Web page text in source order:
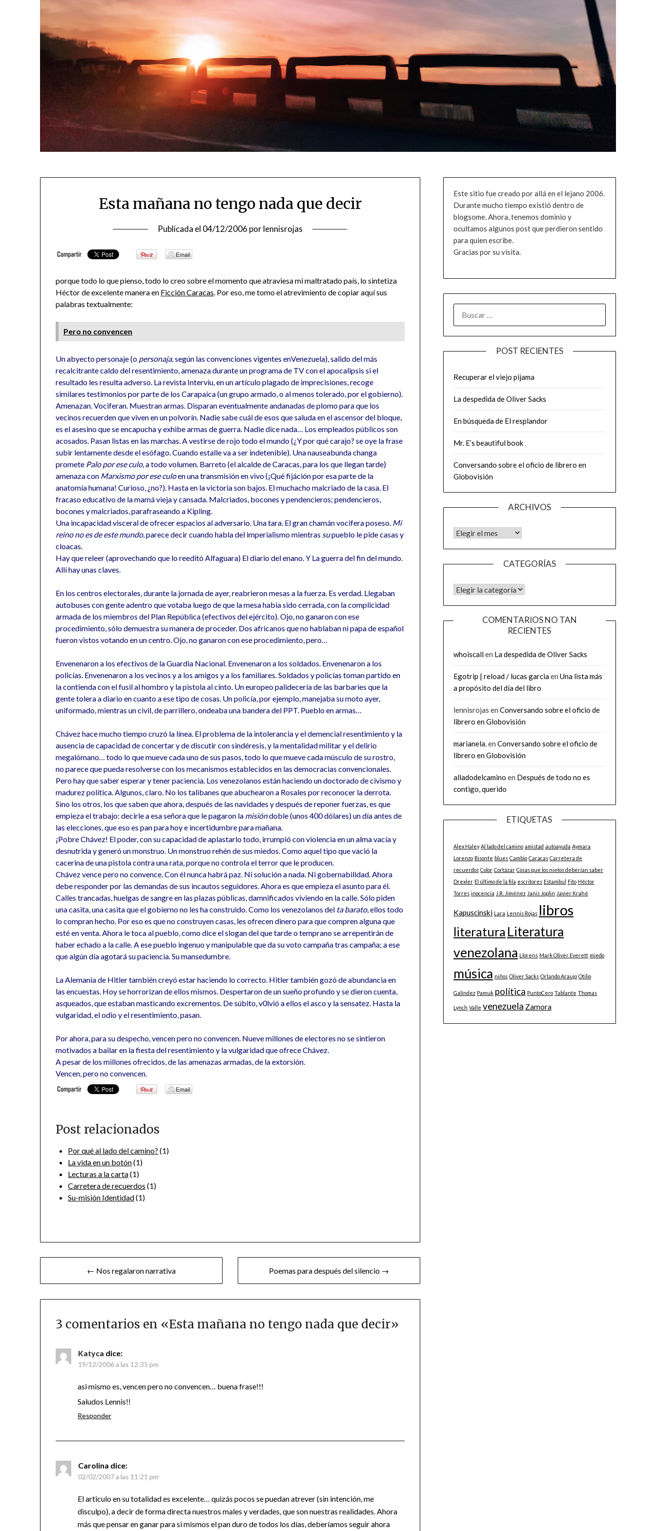
Esta mañana no tengo nada que decir
Publicada el 04/12/2006 porlennisrojas
porque todo lo que pienso, todo lo creo sobre el momento que atraviesa mi maltratado país, lo sintetiza
Héctor de excelente manera en Ficción Caracas . Por eso, me tomo el atrevimiento de copiar aquí sus
palabras textualmente:
Pero no convencen
Un abyecto personaje (o personaja, según las convenciones vigentes enVenezuela), salido del más
recalcitrante caldo del resentimiento, amenaza durante un programa de TV con el apocalipsis si el
resultado les resulta adverso. La revista Interviu, en un artículo plagado de imprecisiones, recoge
similares testimonios por parte de los Carapaica (un grupo armado, o al menos tolerado, por el gobierno).
Amenazan. Vociferan. Muestran armas. Disparan eventualmente andanadas de plomo para que los
vecinos recuerden que viven en un polvorín. Nadie sabe cuál de esos que saluda en el ascensor del bloque,
es el asesino que se encapucha y exhibe armas de guerra. Nadie dice nada… Los empleados públicos son
acosados. Pasan listas en las marchas. A vestirse de rojo todo el mundo (¿Y por qué carajo? se oye la frase
subir lentamente desde el esófago. Cuando estalle va a ser indetenible). Una nauseabunda changa
promete Palo por ese culo, a todo volumen. Barreto (el alcalde de Caracas, para los que llegan tarde)
amenaza con Marxismo por ese culoen una transmisión en vivo (¡Qué fijáción por esa parte de la
anatomía humana! Curioso, ¿no?). Hasta en la victoria son bajos. El muchacho malcriado de la casa. El
fracaso educativo de la mamá vieja y cansada. Malcriados, bocones y pendencieros; pendencieros,
bocones y malcriados, parafraseando a Kipling.
Una incapacidad visceral de ofrecer espacios al adversario. Una tara. El gran chamán vocifera poseso. Mi
reino no es de este mundo, parece decir cuando habla del imperialismo mientras supueblo le pide casas y
cloacas.
Hay que releer (aprovechando que lo reeditó Alfaguara) El diario del enano. Y La guerra del fin del mundo.
Allí hay unas claves.
En los centros electorales, durante la jornada de ayer, reabrieron mesas a la fuerza. Es verdad. Llegaban
autobuses con gente adentro que votaba luego de que la mesa había sido cerrada, con la complicidad
armada de los miembros del Plan República (efectivos del ejército). Ojo, no ganaron con ese
procedimiento, sólo demuestra su manera de proceder. Dos africanos que no hablaban ni papa de español
fueron vistos votando en un centro. Ojo, no ganaron con ese procedimiento, pero…
Envenenaron a los efectivos de la Guardia Nacional. Envenenaron a los soldados. Envenenaron a los
policías. Envenenaron a los vecinos y a los amigos y a los familiares. Soldados y policías toman partido en
la contienda con el fusil al hombro y la pistola al cinto. Un europeo palidecería de las barbaries que la
gente tolera a diario en cuanto a ese tipo de cosas. Un policía, por ejemplo, manejaba su moto ayer,
uniformado, mientras un civil, de parrillero, ondeaba una bandera del PPT. Pueblo en armas…
Chávez hace mucho tiempo cruzó la línea. El problema de la intolerancia y el demencial resentimiento y la
ausencia de capacidad de concertar y de discutir con sindéresis, y la mentalidad militar y el delirio
megalómano… todo lo que mueve cada uno de sus pasos, todo lo que mueve cada músculo de su rostro,
no parece que pueda resolverse con los mecanismos establecidos en las democracias convencionales.
Pero hay que saber esperar y tener paciencia. Los venezolanos están haciendo un doctorado de civismo y
madurez política. Algunos, claro. No los talibanes que abuchearon a Rosales por reconocer la derrota.
Sino los otros, los que saben que ahora, después de las navidades y después de reponer fuerzas, es que
empieza el trabajo: decirle a esa señora que le pagaron la misióndoble (unos 400 dólares) un día antes de
las elecciones, que eso es pan para hoy e incertidumbre para mañana.
¡Pobre Chávez! El poder, con su capacidad de aplastarlo todo, irrumpió con violencia en un alma vacía y
desnutrida y generó un monstruo. Un monstruo rehén de sus miedos. Como aquel tipo que vació la
cacerina de una pistola contra una rata, porque no controla el terror que le producen.
Chávez vence pero no convence. Con él nunca habrá paz. Ni solución a nada. Ni gobernabilidad. Ahora
debe responder por las demandas de sus incautos seguidores. Ahora es que empieza el asunto para él.
Calles trancadas, huelgas de sangre en las plazas públicas, damnificados viviendo en la calle. Sólo piden
una casita, una casita que el gobierno no les ha construido. Como los venezolanos del ta barato, ellos todo
lo compran hecho. Por eso es que no construyen casas, les ofrecen dinero para que compren alguna que
esté en venta. Ahora le toca al pueblo, como dice el slogan del que tarde o temprano se arrepentirán de
haber echado a la calle. A ese pueblo ingenuo y manipulable que da su voto campaña tras campaña; a ese
que algún día agotará su paciencia. Su mansedumbre.
La Alemania de Hitler también creyó estar haciendo lo correcto. Hitler también gozó de abundancia en
las encuestas. Hoy se horrorizan de ellos mismos. Despertaron de un sueño profundo y se dieron cuenta,
asqueados, que estaban masticando excrementos. De súbito, v0lvió a ellos el asco y la sensatez. Hasta la
vulgaridad, el odio y el resentimiento, pasan.
Por ahora, para su despecho, vencen pero no convencen. Nueve millones de electores no se sintieron
motivados a bailar en la fiesta del resentimiento y la vulgaridad que ofrece Chávez.
A pesar de los millones ofrecidos, de las amenazas armadas, de la extorsión.
Vencen, pero no convencen.
Post relacionados
Por qué al lado del camino? (1)
La vida en un botón(1)
Lecturas a la carta(1)
Carretera de recuerdos (1)
Su-misión Identidad(1)
Navegación
de
entradas
← Nos regalaron narrativa Poemas para después del silencio →
3 comentarios en «Esta mañana no tengo nada que decir»
Katyca dice:
19/12/2006 a las 12:35 pm
asi mismo es, vencen pero no convencen… buena frase!!!
Saludos Lennis!!
Responder
Carolina dice:
02/02/2007 a las 11:21 pm
El articulo en su totalidad es excelente… quizás pocos se puedan atrever (sin intención, me
disculpo), a decir de forma directa nuestros males y verdades, que son nuestras realidades. Ahora
más que pensar en ganar para si mismos el pan duro de todos los días, deberíamos seguir ahora
Este sitio fue creado por allá en el lejano 2006.
Durante mucho tiempo existió dentro de
blogsome. Ahora, tenemos dominio y
ocultamos algunos post que perdieron sentido
para quien escribe.
Gracias por su visita.
POST RECIENTES
Recuperar el viejo pijama
La despedida de Oliver Sacks
En búsqueda de El resplandor
Mr. E’s beautiful book
Conversando sobre el oficio de librero en
Globovisión
ARCHIVOS
Archivos
CATEGORÍAS
CATEGORÍAS
COMENTARIOS NO TAN
RECIENTES
whoiscallen La despedida de Oliver Sacks
Egotrip | reload / lucas garciaen Una lista más
a propósito del día del libro
lennisrojas en Conversando sobre el oficio de
librero en Globovisión
marianela.en Conversando sobre el oficio de
librero en Globovisión
alladodelcamino en Después de todo no es
contigo, querido
ETIQUETAS
Alex Haley Al lado del camino amistad autoayuda Aymara
Lorenzo Bisonte blues Cambio Caracas Carretera de
recuerdos Color Cortázar Cosas que los nietos deberían saber
Drexler El último de la fila escritores Estambul Fito Héctor
Torres inocencia J.R. Jiménez Janis Joplin Javier Krahé
Kapuscinski Lara Lennis Rojas libros
literatura Literatura
venezolana Llorens Mark Oliver Everett miedo
música niños Oliver Sacks Orlando Araujo Otilio
Galíndez Pamuk política PuntoCero Tablante Thomas
Lynch Valle venezuela Zamora